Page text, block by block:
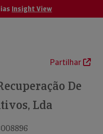
Insight View
Partilhar
De
Lda